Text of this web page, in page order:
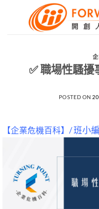
✅ 職場性騷
POSTED ON
【企業危機百科】/班小編